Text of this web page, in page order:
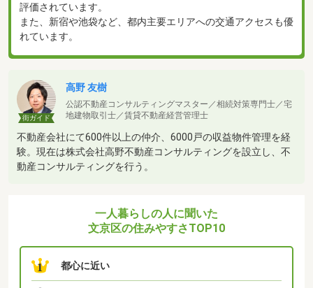
評価されています。
また、新宿や池袋など、都内主要エリアへの交通アクセスも優
れています。
街ガイド
高野 友樹
公認不動産コンサルティングマスター／相続対策専門士／宅
地建物取引士／賃貸不動産経営管理士
不動産会社にて600件以上の仲介、6000戸の収益物件管理を経
験。現在は株式会社高野不動産コンサルティングを設立し、不
動産コンサルティングを行う。
一人暮らしの人に聞いた
文京区の住みやすさTOP10
1 都心に近い